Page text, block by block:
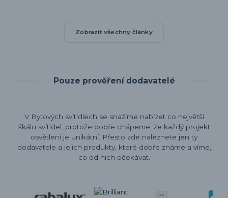
Zobrazit všechny články
Pouze prověření dodavatelé
V Bytových svítidlech se snažíme nabízet co největší
škálu svítidel, protože dobře chápeme, že každý projekt
osvětlení je unikátní. Přesto zde naleznete jen ty
dodavatele a jejich produkty, které dobře známe a víme,
co od nich očekávat.